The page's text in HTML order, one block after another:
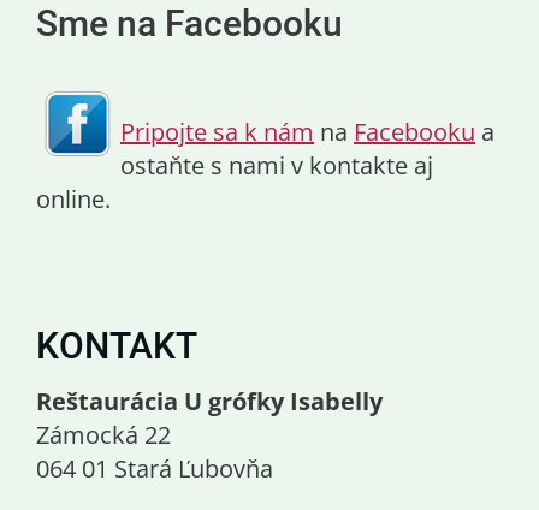
Sme na Facebooku
Pripojte sa k nám na Facebooku a
ostaňte s nami v kontakte aj
online.
KONTAKT
Reštaurácia U grófky Isabelly
Zámocká 22
064 01 Stará Ľubovňa